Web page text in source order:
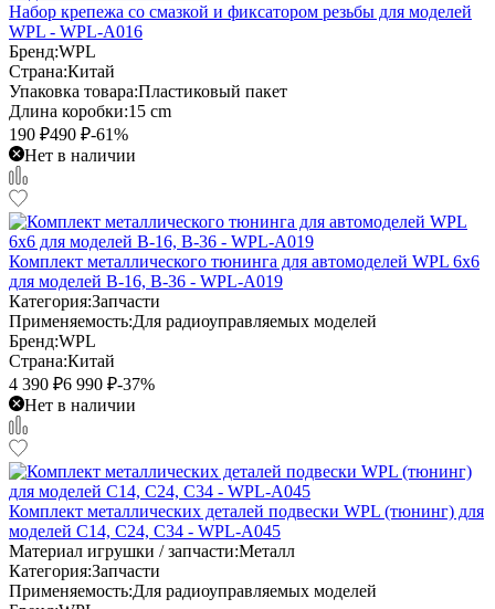
Набор крепежа со смазкой и фиксатором резьбы для моделей
WPL - WPL-A016
Бренд:WPL
Страна:Китай
Упаковка товара:Пластиковый пакет
Длина коробки:15 cm
190 ₽490 ₽-61%
Нет в наличии
Комплект металлического тюнинга для автомоделей WPL 6x6
для моделей B-16, B-36 - WPL-A019
Категория:Запчасти
Применяемость:Для радиоуправляемых моделей
Бренд:WPL
Страна:Китай
4 390 ₽6 990 ₽-37%
Нет в наличии
Комплект металлических деталей подвески WPL (тюнинг) для
моделей C14, C24, С34 - WPL-A045
Материал игрушки / запчасти:Металл
Категория:Запчасти
Применяемость:Для радиоуправляемых моделей